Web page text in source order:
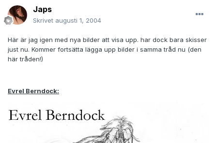
Japs
Skrivet augusti 1, 2004
Här är jag igen med nya bilder att visa upp. har dock bara skisser
just nu. Kommer fortsätta lägga upp bilder i samma tråd nu (den
här tråden!)
Evrel Berndock: